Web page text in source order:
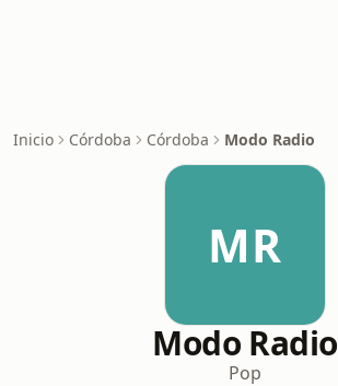
Inicio Córdoba Córdoba Modo Radio
MR
Modo Radio
Pop